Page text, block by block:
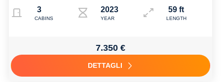
3
CABINS
2023
YEAR
59 ft
LENGTH
7.350 €
DETTAGLI